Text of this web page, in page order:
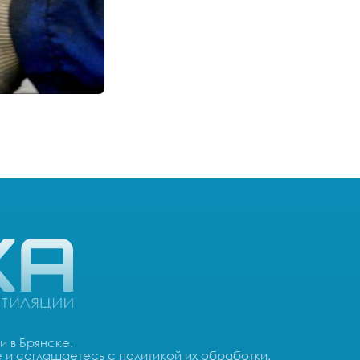
в Брянске.
и соглашаетесь с политикой их обработки.